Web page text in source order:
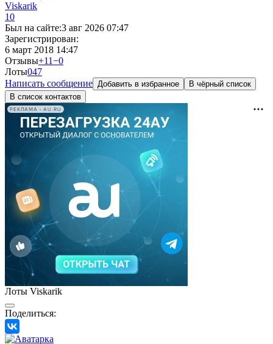
Viskarik
10
Был на сайте:3 авг 2026 07:47
Зарегистрирован:
6 март 2018 14:47
Отзывы+11−0
Лоты047
Написать сообщение Добавить в избранное
В чёрный список
В список контактов
РЕКЛАМА • AU.RU
Лоты Viskarik
Поделиться: